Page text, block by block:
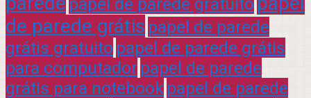
de parede grátis papel de parede
grátis gratuito papel de parede grátis
para computador papel de parede
grátis para notebook papel de parede